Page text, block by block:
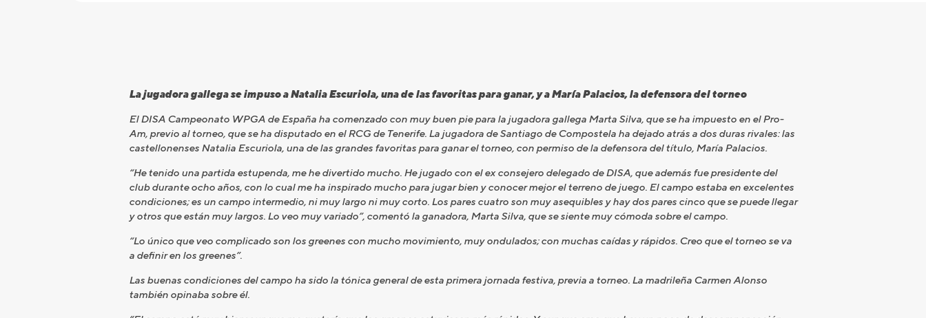
La jugadora gallega se impuso a Natalia Escuriola, una de las favoritas para ganar, y a María Palacios, la defensora del torneo
El DISA Campeonato WPGA de España ha comenzado con muy buen pie para la jugadora gallega Marta Silva, que se ha impuesto en el Pro-
Am, previo al torneo, que se ha disputado en el RCG de Tenerife. La jugadora de Santiago de Compostela ha dejado atrás a dos duras rivales: las
castellonenses Natalia Escuriola, una de las grandes favoritas para ganar el torneo, con permiso de la defensora del título, María Palacios.
“He tenido una partida estupenda, me he divertido mucho. He jugado con el ex consejero delegado de DISA, que además fue presidente del
club durante ocho años, con lo cual me ha inspirado mucho para jugar bien y conocer mejor el terreno de juego. El campo estaba en excelentes
condiciones; es un campo intermedio, ni muy largo ni muy corto. Los pares cuatro son muy asequibles y hay dos pares cinco que se puede llegar
y otros que están muy largos. Lo veo muy variado”, comentó la ganadora, Marta Silva, que se siente muy cómoda sobre el campo.
“Lo único que veo complicado son los greenes con mucho movimiento, muy ondulados; con muchas caídas y rápidos. Creo que el torneo se va
a definir en los greenes”.
Las buenas condiciones del campo ha sido la tónica general de esta primera jornada festiva, previa a torneo. La madrileña Carmen Alonso
también opinaba sobre él.